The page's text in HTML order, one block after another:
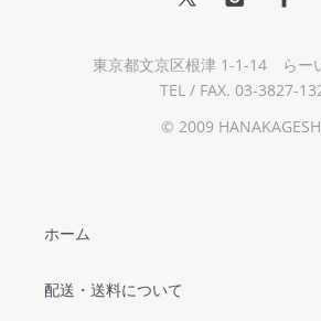
東京都文京区根津 1-1-14 らー
TEL / FAX. 03-3827-
© 2009
ホーム
配送・送料について